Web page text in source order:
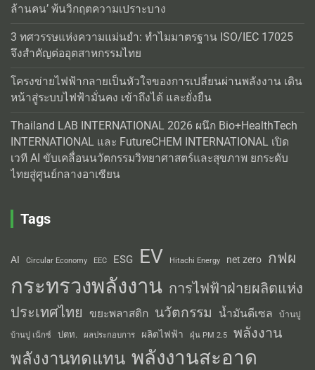
ล้านคน’ พ้นวิกฤตความเปราะบาง
3 ทศวรรษแห่งความแม่นยำ: ทำไมมาตรฐาน ISO/IEC 17025
จึงสำคัญต่ออุตสาหกรรมไทย
โครงข่ายไฟฟ้ากลายเป็นหัวใจของการเปลี่ยนผ่านพลังงาน เดิน
หน้าสู่ระบบไฟฟ้ามั่นคง เข้าถึงได้ และยั่งยืน
Thailand LAB INTERNATIONAL 2026 ผนึก Bio+HealthTech
INTERNATIONAL และ FutureCHEM INTERNATIONAL เปิด
เวที AI ขับเคลื่อนนวัตกรรมวิทยาศาสตร์และสุขภาพ ยกระดับ
ไทยสู่ศูนย์กลางอาเซียน
Tags
AI Circular Economy EEC ESG EV Hitachi Energy net zero กฟผ
กระทรวงพลังงาน การไฟฟ้าฝ่ายผลิตแห่ง
ประเทศไทย
ขยะพลาสติก นวัตกรรม น้ำมันดีเซล บ้านปู
บ้านปู เน็กซ์ ปตท. ผลประกอบการ ผลิตไฟฟ้า ฝุ่น PM 2.5 พลังงาน
พลังงานทดแทน พลังงานสะอาด